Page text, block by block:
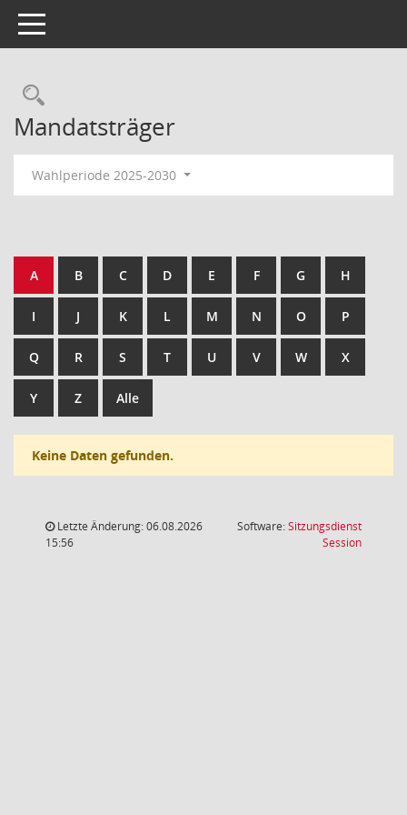
Toggle navigation
Rechercheauswahl
Mandatsträger
Wahlperiode 2025-2030
A B C D E F G H
I J K L M N O P
Q R S T U V W X
Y Z Alle
Keine Daten gefunden.
Letzte Änderung: 06.08.2026
15:56
Software:Sitzungsdienst
Session(Wird in